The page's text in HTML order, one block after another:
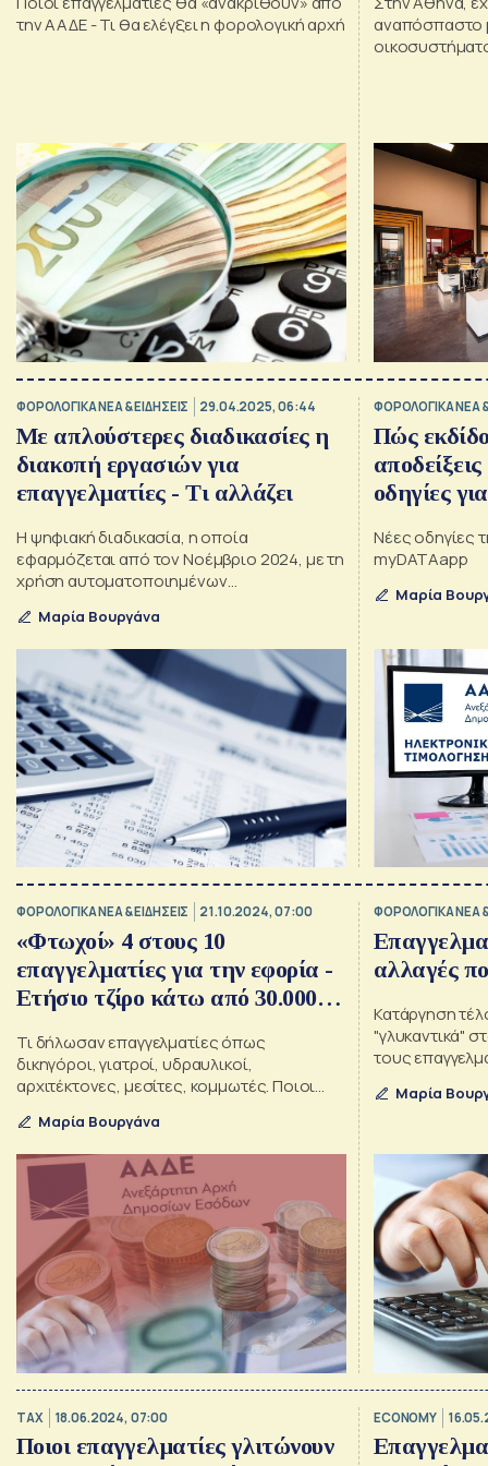
την ΑΑΔΕ - Τι θα ελέγξει η φορολογική αρχή
αναπόσπαστο
ΦΟΡΟΛΟΓΙΚΑ ΝΕΑ & EΙΔΗΣΕΙΣ 29.04.2025, 06:44
Με απλούστερες διαδικασίες η
διακοπή εργασιών για
επαγγελματίες - Τι αλλάζει
Η ψηφιακή διαδικασία, η οποία
εφαρμόζεται από τον Νοέμβριο 2024, με τη
χρήση αυτοματοποιημένων
και ενισχύεται με νέες δυνατότητες
Μαρία Βουργάνα
ΦΟΡΟΛΟΓΙΚΑ ΝΕΑ &
Πώς
οδηγίες
Νέες οδηγίες
myDATAapp
Μαρία
ΦΟΡΟΛΟΓΙΚΑ ΝΕΑ & EΙΔΗΣΕΙΣ 21.10.2024, 07:00
«Φτωχοί» 4 στους 10
επαγγελματίες για την εφορία -
Ετήσιο τζίρο κάτω από 30.000
Τι δήλωσαν επαγγελματίες όπως
δικηγόροι, γιατροί, υδραυλικοί,
αρχιτέκτονες, μεσίτες, κομμωτές. Ποιοι
Μαρία Βουργάνα
ΦΟΡΟΛΟΓΙΚΑ ΝΕΑ &
αλλαγές
Κατάργηση
"γλυκαντικά"
τους
Μαρία
TAX 18.06.2024, 07:00
Ποιοι επαγγελματίες γλιτώνουν
ECONOMY